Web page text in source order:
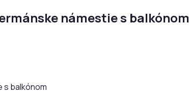
námestie s balkónom
s balkónom